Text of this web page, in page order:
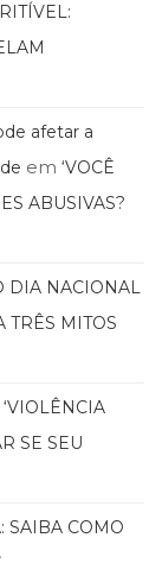
afetar a
em ‘VOCÊ
ABUSIVAS?
DIA NACIONAL
TRÊS MITOS
‘VIOLÊNCIA
SE SEU
SAIBA COMO